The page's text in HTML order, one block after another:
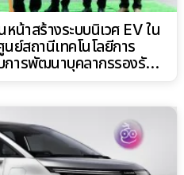
น้าสร้างระบบนิเวศ EV ใน
ย์สถานีเทคโนโลยีการ
การพัฒนาบุคลากรรองรับ